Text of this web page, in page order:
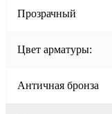
Прозрачный
Цвет арматуры:
Античная бронза